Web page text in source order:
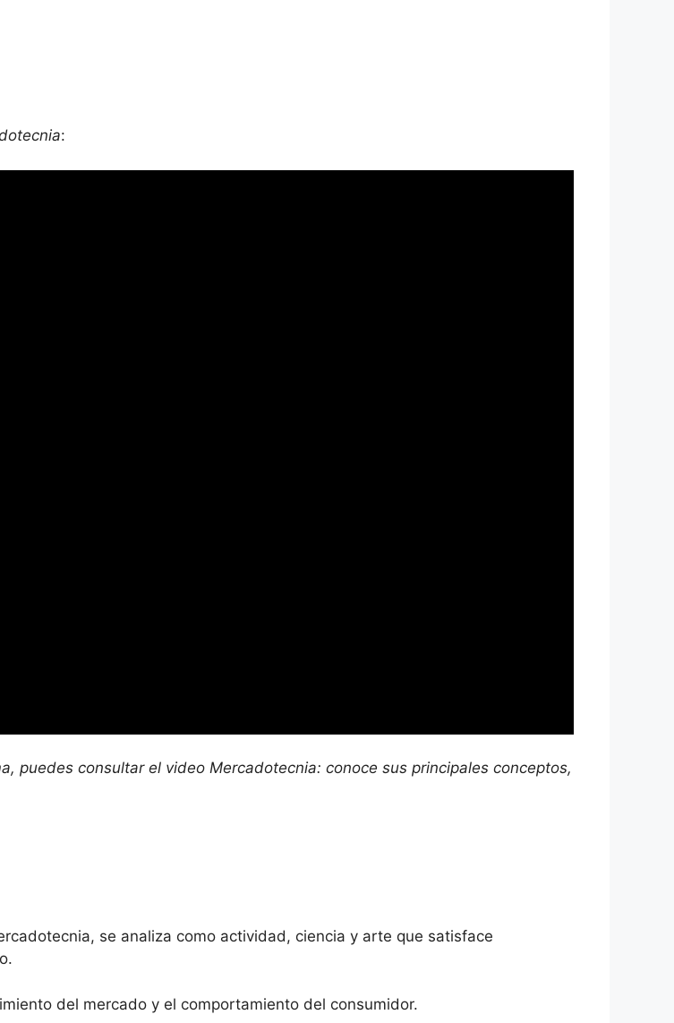
:
puedes consultar el video Mercadotecnia: conoce sus principales conceptos,
se analiza como actividad, ciencia y arte que satisface
del mercado y el comportamiento del consumidor.